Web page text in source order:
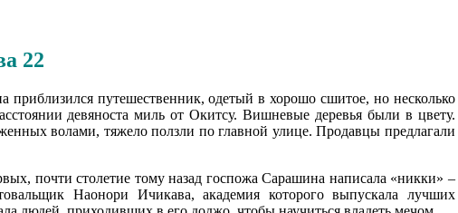
22
приблизился путешественник, одетый в хорошо сшитое, но несколько
девяноста миль от Окитсу. Вишневые деревья были в цвету.
волами, тяжело ползли по главной улице. Продавцы предлагали
почти столетие тому назад госпожа Сарашина написала «никки» –
Наонори Ичикава, академия которого выпускала лучших